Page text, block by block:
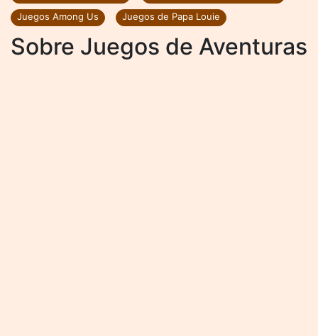
Juegos Among Us
Juegos de Papa Louie
Sobre Juegos de Aventuras